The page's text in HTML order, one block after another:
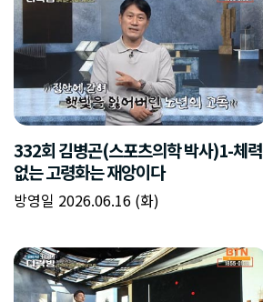
332회 김병곤(스포츠의학 박사)1-체력
없는 고령화는 재앙이다
방영일 2026.06.16 (화)